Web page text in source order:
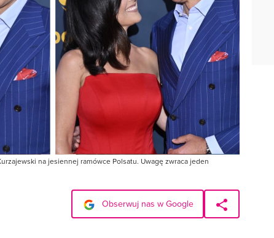
na jesiennej ramówce Polsatu. Uwagę zwraca jeden
Obserwuj nas w Google